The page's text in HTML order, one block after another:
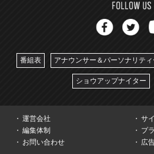
番組表 アナウンサー＆パーソナリティ
ショウアップナイター
運営会社
サ
編集体制
プ
お問い合わせ
広